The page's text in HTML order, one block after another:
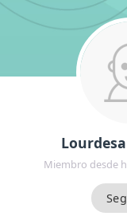
Miembro desde